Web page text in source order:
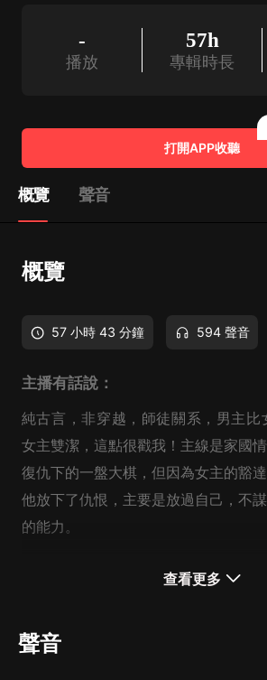
-
播放
57h
專輯時長
打開APP收聽
概覽 聲音
概覽
57 小時 43 分鐘 594 聲音
主播有話說：
純古言，非穿越，師徒關系，男主比
女主雙潔，這點很戳我！主線是家國
復仇下的一盤大棋，但因為女主的豁
他放下了仇恨，主要是放過自己，不
的能力。
設定上，女主開始因為家人的故意誤
會，也讓情節中有搞笑、有曖昧的元素
查看更多
聲音